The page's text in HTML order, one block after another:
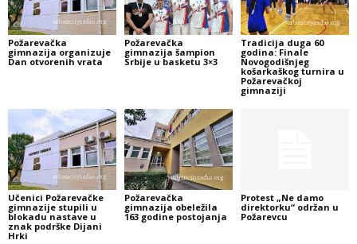
Požarevačka
gimnazija organizuje
Dan otvorenih vrata
Požarevačka
gimnazija šampion
Srbije u basketu 3×3
Tradicija duga 60
godina: Finale
Novogodišnjeg
košarkaškog turnira u
Požarevačkoj
gimnaziji
Učenici Požarevačke
gimnazije stupili u
blokadu nastave u
znak podrške Dijani
Hrki
Požarevačka
gimnazija obeležila
163 godine postojanja
Protest „Ne damo
direktorku“ održan u
Požarevcu